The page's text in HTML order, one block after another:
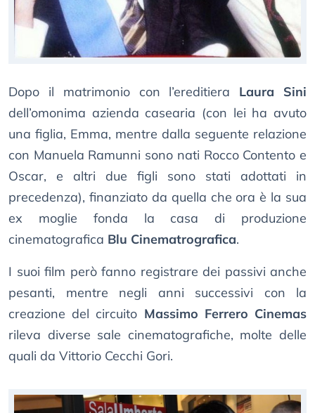
Dopo il matrimonio con l’ereditiera Laura Sini
dell’omonima azienda casearia (con lei ha avuto
una figlia, Emma, mentre dalla seguente relazione
con Manuela Ramunni sono nati Rocco Contento e
Oscar, e altri due figli sono stati adottati in
precedenza), finanziato da quella che ora è la sua
ex moglie fonda la casa di produzione
cinematografica Blu Cinematrografica.
I suoi film però fanno registrare dei passivi anche
pesanti, mentre negli anni successivi con la
creazione del circuito Massimo Ferrero Cinemas
rileva diverse sale cinematografiche, molte delle
quali da Vittorio Cecchi Gori.